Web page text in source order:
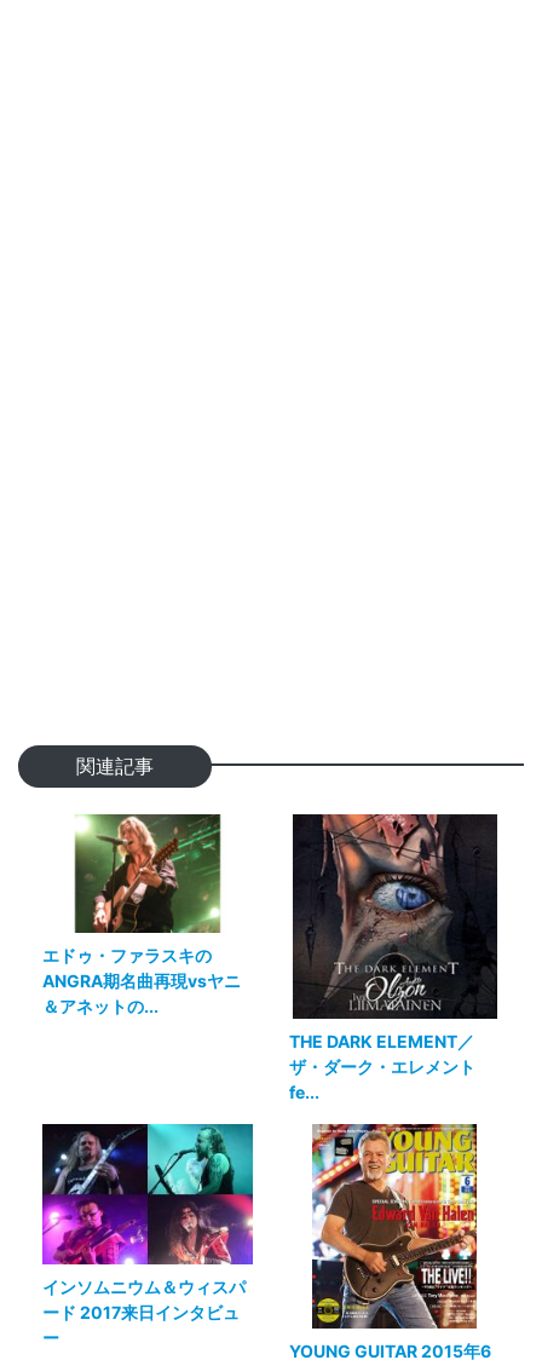
関連記事
エドゥ・ファラスキの
ANGRA期名曲再現vsヤニ
＆アネットの...
THE DARK ELEMENT／
ザ・ダーク・エレメント
fe...
インソムニウム＆ウィスパ
ード 2017来日インタビュ
ー
YOUNG GUITAR 2015年6